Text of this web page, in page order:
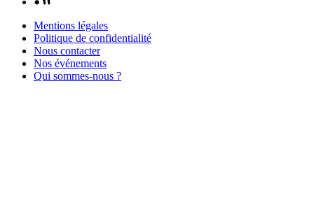
Mentions légales
Politique de confidentialité
Nous contacter
Nos événements
Qui sommes-nous ?